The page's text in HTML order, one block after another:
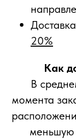
20%
Как
В
момента
меньшую